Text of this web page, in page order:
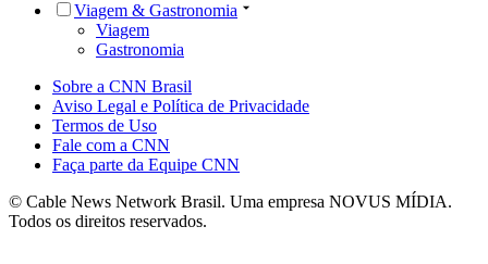
Viagem & Gastronomia
Viagem
Gastronomia
Sobre a CNN Brasil
Aviso Legal e Política de Privacidade
Termos de Uso
Fale com a CNN
Faça parte da Equipe CNN
© Cable News Network Brasil. Uma empresa NOVUS MÍDIA.
Todos os direitos reservados.